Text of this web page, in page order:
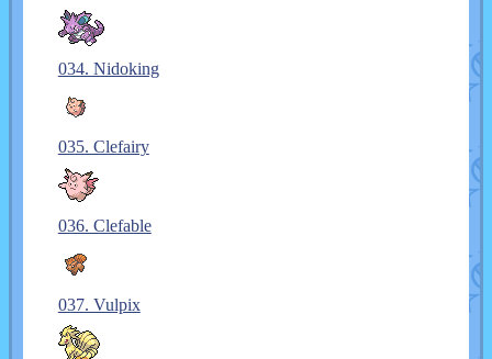
034. Nidoking
035. Clefairy
036. Clefable
037. Vulpix